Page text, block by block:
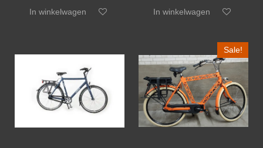
In winkelwagen In winkelwagen
Sale!